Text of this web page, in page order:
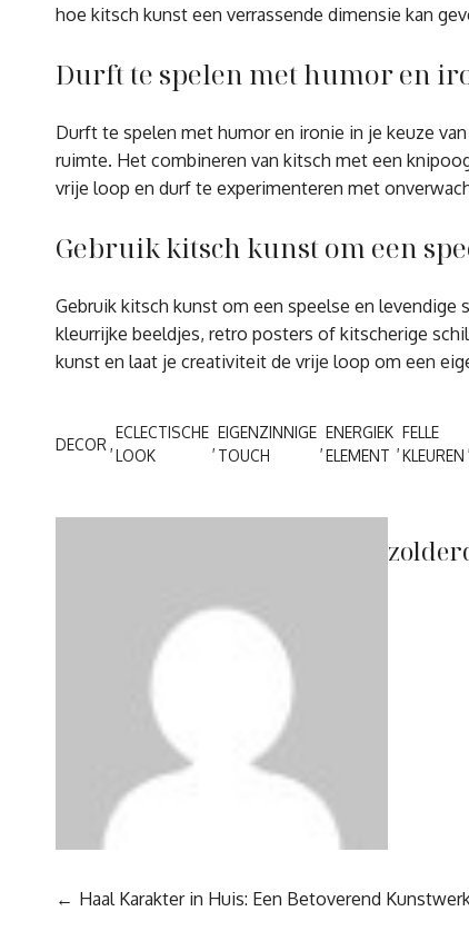
hoe kitsch kunst een verrassende dimensie kan
Durft te spelen met humor en
Durft te spelen met humor en ironie in je keuze
ruimte. Het combineren van kitsch met een
vrije loop en durf te experimenteren met
Gebruik kitsch kunst om een
Gebruik kitsch kunst om een speelse en
kleurrijke beeldjes, retro posters of kitscherige
kunst en laat je creativiteit de vrije loop om een
DECOR
ECLECTISCHE
LOOK
EIGENZINNIGE
TOUCH
ENERGIEK
ELEMENT
FELLE
KLEUREN
Berichtnavigatie
Haal Karakter in Huis: Een Betoverend